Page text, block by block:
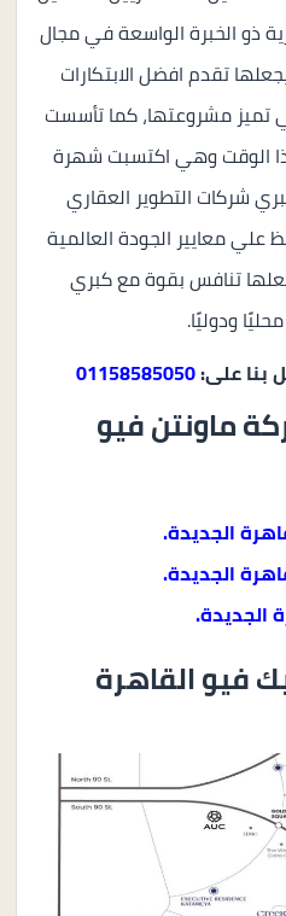
ذو الخبرة الواسعة في مجال
تقدم افضل الابتكارات
تميز مشروعتها، كما تأسست
هذا الوقت وهي اكتسبت شهرة
شركات التطوير العقاري
معايير الجودة العالمية
تنافس بقوة مع كبري
ودوليًا.
بنا على:01158585050
ماونتن فيو
الجديدة.
الجديدة.
الجديدة.
فيو القاهرة